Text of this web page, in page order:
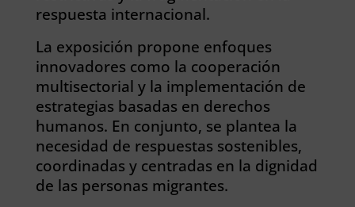
respuesta internacional.
La exposición propone enfoques
innovadores como la cooperación
multisectorial y la implementación de
estrategias basadas en derechos
humanos. En conjunto, se plantea la
necesidad de respuestas sostenibles,
coordinadas y centradas en la dignidad
de las personas migrantes.